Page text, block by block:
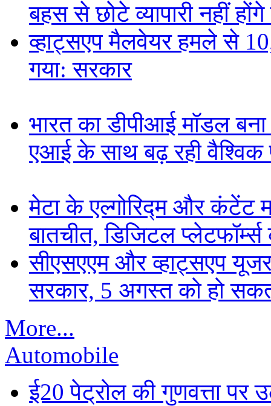
बहस से छोटे व्यापारी नहीं
व्हाट्सएप मैलवेयर हमले से
गया: सरकार
भारत का डीपीआई मॉडल
एआई के साथ बढ़ रही वैश्विक
मेटा के एल्गोरिद्म और कंटेंट
बातचीत, डिजिटल प्लेटफॉर्म्स
सीएसएएम और व्हाट्सएप
सरकार, 5 अगस्त को हो
More...
Automobile
ई20 पेट्रोल की गुणवत्ता पर